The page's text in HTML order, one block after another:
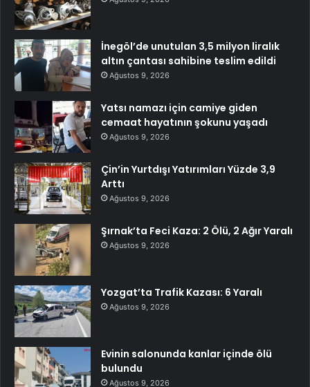
İnegöl’de unutulan 3,5 milyon liralık
altın çantası sahibine teslim edildi
Ağustos 9, 2026
Yatsı namazı için camiye giden
cemaat hayatının şokunu yaşadı
Ağustos 9, 2026
Çin’in Yurtdışı Yatırımları Yüzde 3,9
Arttı
Ağustos 9, 2026
Şırnak’ta Feci Kaza: 2 Ölü, 2 Ağır Yaralı
Ağustos 9, 2026
Yozgat’ta Trafik Kazası: 6 Yaralı
Ağustos 9, 2026
Evinin salonunda kanlar içinde ölü
bulundu
Ağustos 9, 2026